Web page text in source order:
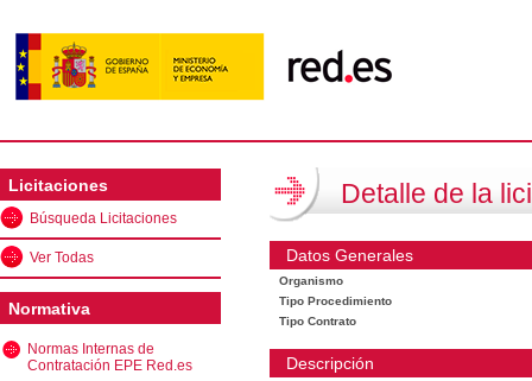
Licitaciones
Búsqueda Licitaciones
Ver Todas
Normativa
Normas Internas de
Contratación EPE Red.es
Detalle de la
Datos Generales
Organismo
Tipo Procedimiento
Tipo Contrato
Descripción